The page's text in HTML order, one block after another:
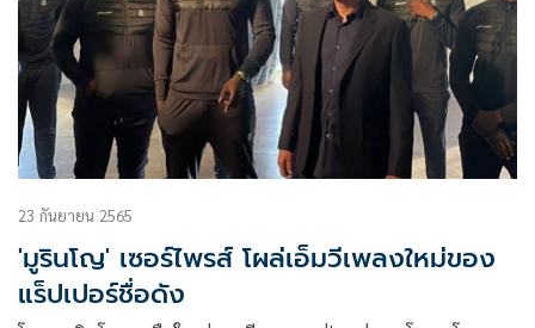
23 กันยายน 2565
'มูรินโญ' เซอร์ไพรส์ โผล่เอ็มวีเพลงใหม่ของ
แร็ปเปอร์ชื่อดัง